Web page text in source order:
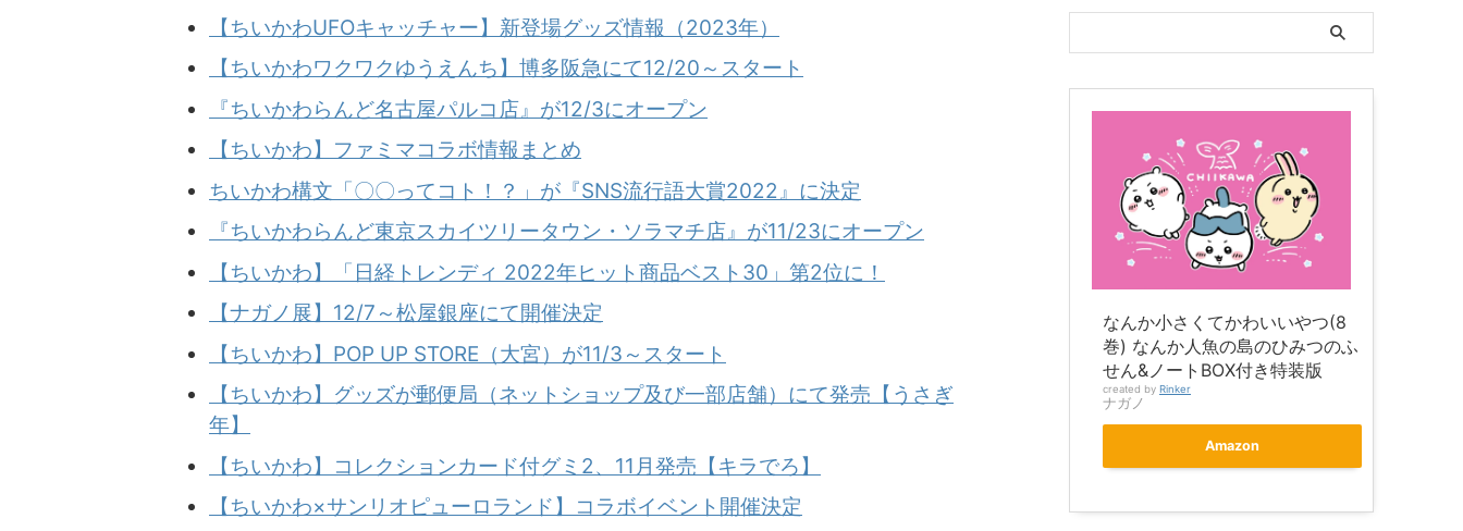
【ちいかわUFOキャッチャー】新登場グッズ情報（2023年）
【ちいかわワクワクゆうえんち】博多阪急にて12/20～スタート
『ちいかわらんど名古屋パルコ店』が12/3にオープン
【ちいかわ】ファミマコラボ情報まとめ
ちいかわ構文「〇〇ってコト！？」が『SNS流行語大賞2022』に決定
『ちいかわらんど東京スカイツリータウン・ソラマチ店』が11/23にオープン
【ちいかわ】「日経トレンディ 2022年ヒット商品ベスト30」第2位に！
【ナガノ展】12/7～松屋銀座にて開催決定
【ちいかわ】POP UP STORE（大宮）が11/3～スタート
【ちいかわ】グッズが郵便局（ネットショップ及び一部店舗）にて発売【うさぎ
年】
【ちいかわ】コレクションカード付グミ2、11月発売【キラでろ】
【ちいかわ×サンリオピューロランド】コラボイベント開催決定
なんか小さくてかわいいやつ(8
巻) なんか人魚の島のひみつのふ
せん&ノートBOX付き特装版
created by Rinker
ナガノ
Amazon